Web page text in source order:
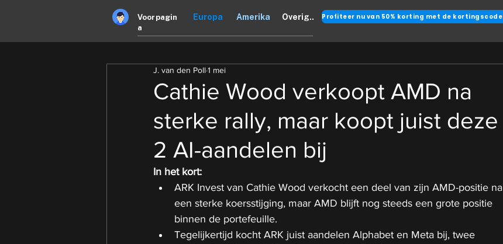
Voorpagin
a
Europa Amerika Overig..
Cathie Wood verkoopt AMD na
sterke rally, maar koopt juist deze
2 AI-aandelen bij
J. van den Poll 1 mei
In het kort:
ARK Invest van Cathie Wood verkocht een deel van zijn AMD-positie na
een sterke koersstijging, maar AMD blijft nog steeds een grote positie
binnen de portefeuille.
Tegelijkertijd kocht ARK juist aandelen Alphabet en Meta bij, twee